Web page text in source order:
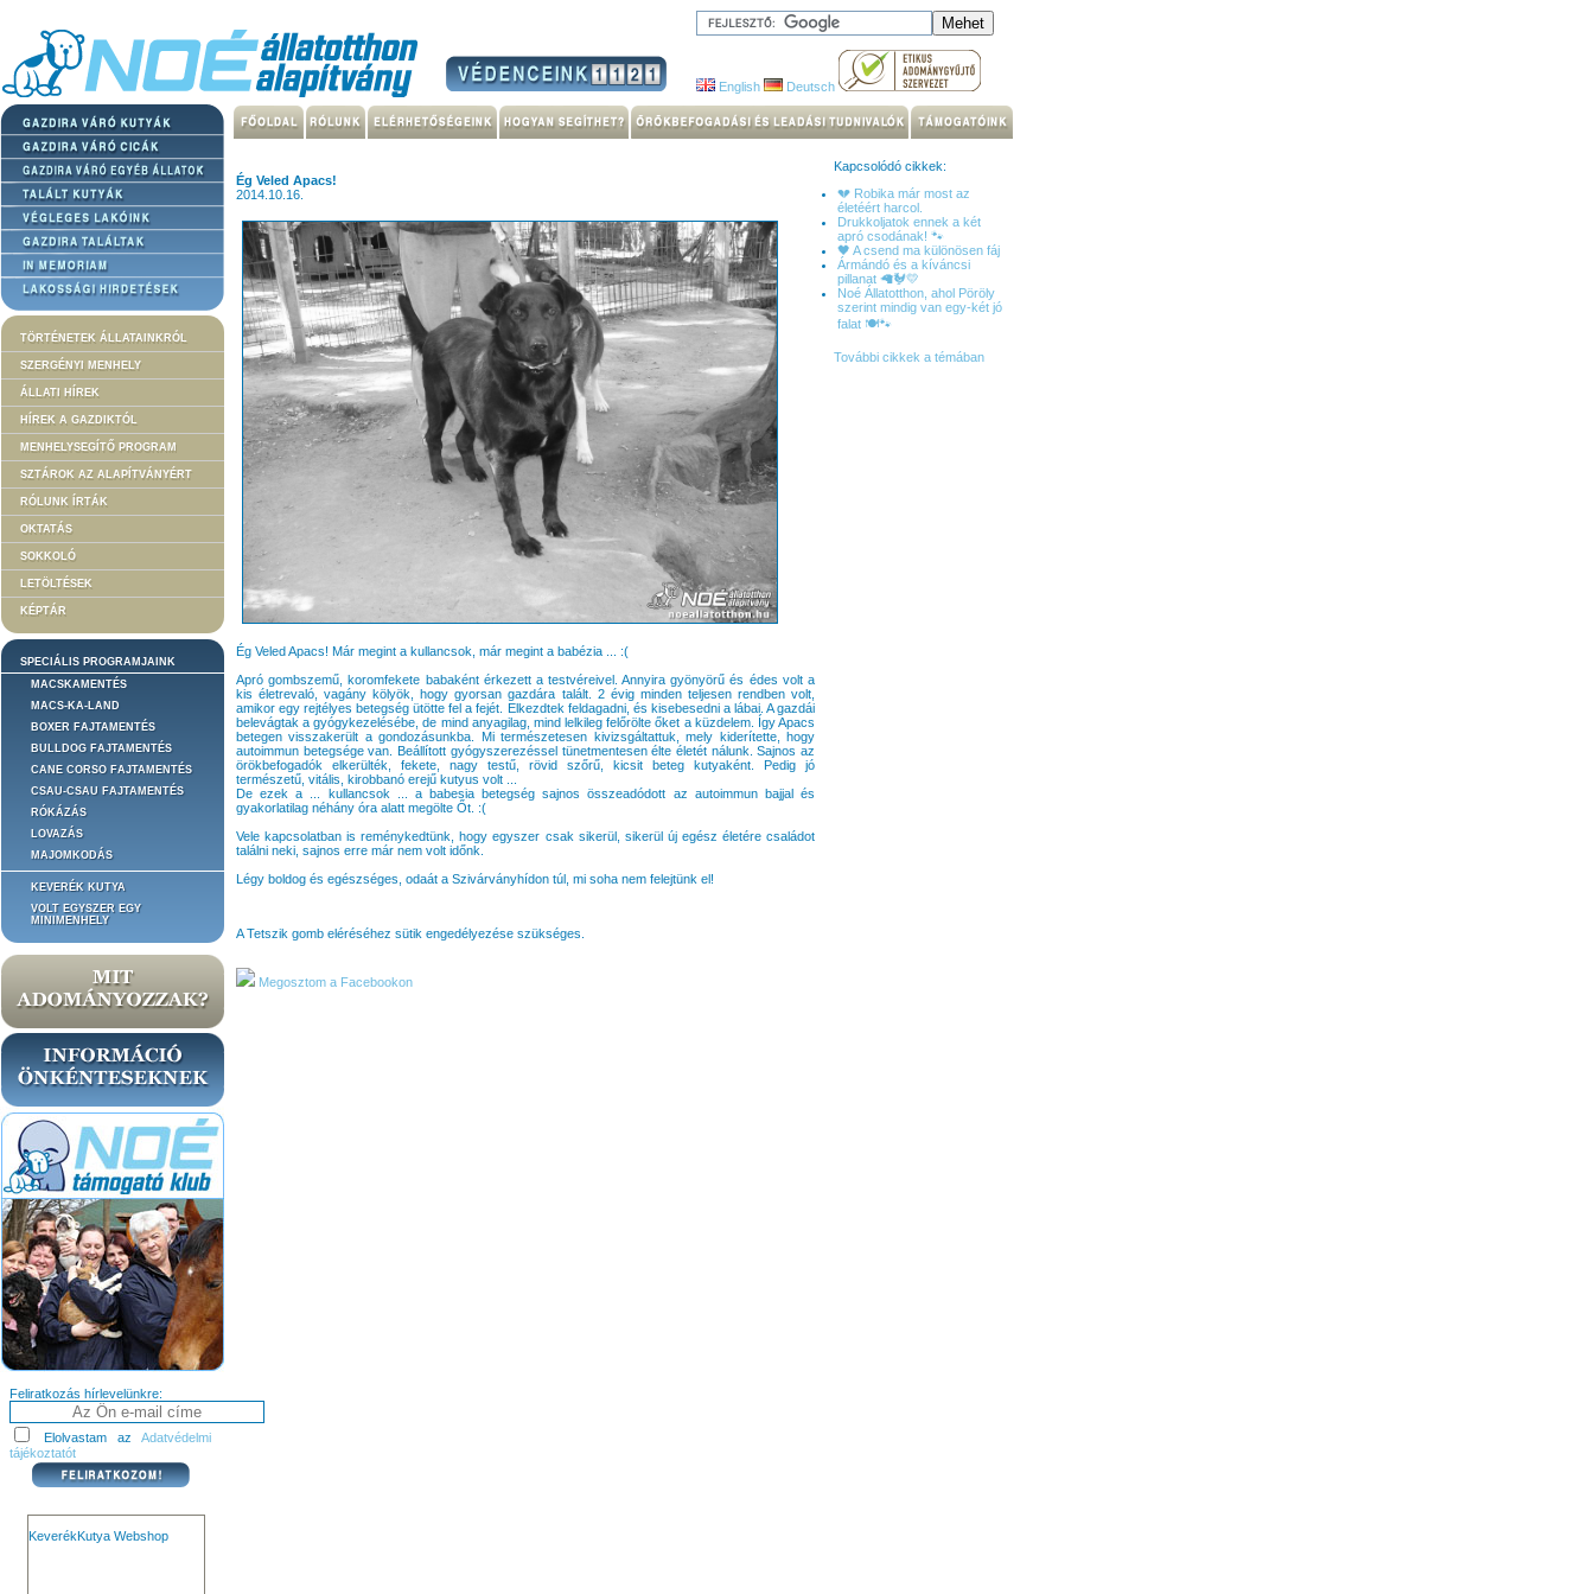
English Deutsch
TÖRTÉNETEK ÁLLATAINKRÓL
SZERGÉNYI MENHELY
ÁLLATI HÍREK
HÍREK A GAZDIKTÓL
MENHELYSEGÍTŐ PROGRAM
SZTÁROK AZ ALAPÍTVÁNYÉRT
RÓLUNK ÍRTÁK
OKTATÁS
SOKKOLÓ
LETÖLTÉSEK
KÉPTÁR
SPECIÁLIS PROGRAMJAINK
MACSKAMENTÉS
MACS-KA-LAND
BOXER FAJTAMENTÉS
BULLDOG FAJTAMENTÉS
CANE CORSO FAJTAMENTÉS
CSAU-CSAU FAJTAMENTÉS
RÓKÁZÁS
LOVAZÁS
MAJOMKODÁS
KEVERÉK KUTYA
VOLT EGYSZER EGY
MINIMENHELY
Feliratkozás hírlevelünkre:
Elolvastam az Adatvédelmi
tájékoztatót
KeverékKutya Webshop
Ég Veled Apacs!
2014.10.16.
Ég Veled Apacs! Már megint a kullancsok, már megint a babézia ... :(
Apró gombszemű, koromfekete babaként érkezett a testvéreivel. Annyira gyönyörű és édes volt a
kis életrevaló, vagány kölyök, hogy gyorsan gazdára talált. 2 évig minden teljesen rendben volt,
amikor egy rejtélyes betegség ütötte fel a fejét. Elkezdtek feldagadni, és kisebesedni a lábai. A gazdái
belevágtak a gyógykezelésébe, de mind anyagilag, mind lelkileg felőrölte őket a küzdelem. Így Apacs
betegen visszakerült a gondozásunkba. Mi természetesen kivizsgáltattuk, mely kiderítette, hogy
autoimmun betegsége van. Beállított gyógyszerezéssel tünetmentesen élte életét nálunk. Sajnos az
örökbefogadók elkerülték, fekete, nagy testű, rövid szőrű, kicsit beteg kutyaként. Pedig jó
természetű, vitális, kirobbanó erejű kutyus volt ...
De ezek a ... kullancsok ... a babesia betegség sajnos összeadódott az autoimmun bajjal és
gyakorlatilag néhány óra alatt megölte Őt. :(
Vele kapcsolatban is reménykedtünk, hogy egyszer csak sikerül, sikerül új egész életére családot
találni neki, sajnos erre már nem volt időnk.
Légy boldog és egészséges, odaát a Szivárványhídon túl, mi soha nem felejtünk el!
A Tetszik gomb eléréséhez sütik engedélyezése szükséges.
Megosztom a Facebookon
Kapcsolódó cikkek:
💔 Robika már most az
életéért harcol.
Drukkoljatok ennek a két
apró csodának! 🐾
🖤 A csend ma különösen fáj
Ármándó és a kíváncsi
pillanat 🦙🐓💛
Noé Állatotthon, ahol Pöröly
szerint mindig van egy-két jó
falat 🍽️🐾
További cikkek a témában